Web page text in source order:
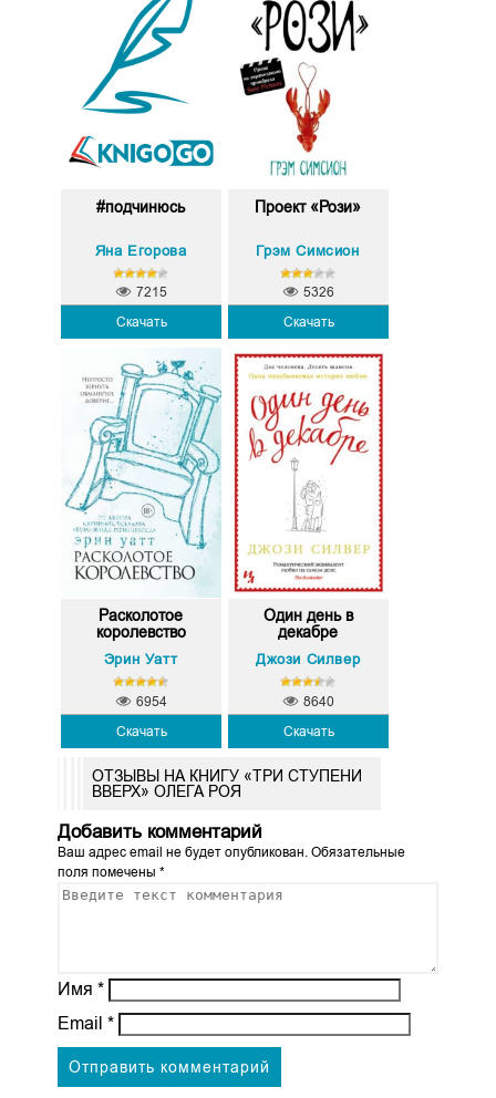
#подчинюсь
Яна Егорова
Скачать
7215
Проект «Рози»
Грэм Симсион
Скачать
5326
Расколотое
королевство
Эрин Уатт
Скачать
6954
Один день в
декабре
Джози Силвер
Скачать
8640
ОТЗЫВЫ НА КНИГУ «ТРИ СТУПЕНИ
ВВЕРХ» ОЛЕГА РОЯ
Добавить комментарий
Ваш адрес email не будет опубликован. Обязательные
поля помечены *
Имя *
Email *